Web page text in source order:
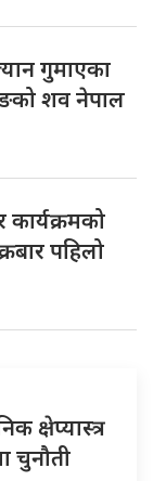
गुमाएका
शव नेपाल
कार्यक्रमको
पहिलो
क्षेप्यास्त्र
चुनौती